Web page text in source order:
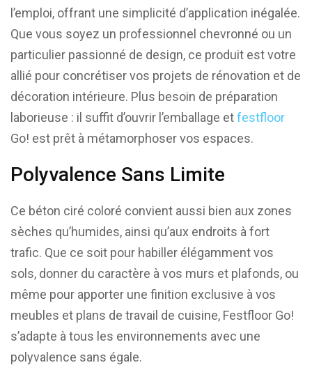
l’emploi, offrant une simplicité d’application inégalée.
Que vous soyez un professionnel chevronné ou un
particulier passionné de design, ce produit est votre
allié pour concrétiser vos projets de rénovation et de
décoration intérieure. Plus besoin de préparation
laborieuse : il suffit d’ouvrir l’emballage etfestfloor
Go! est prêt à métamorphoser vos espaces.
Polyvalence Sans Limite
Ce béton ciré coloré convient aussi bien aux zones
sèches qu’humides, ainsi qu’aux endroits à fort
trafic. Que ce soit pour habiller élégamment vos
sols, donner du caractère à vos murs et plafonds, ou
même pour apporter une finition exclusive à vos
meubles et plans de travail de cuisine, Festfloor Go!
s’adapte à tous les environnements avec une
polyvalence sans égale.